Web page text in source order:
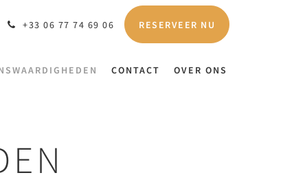
+33 06 77 74 69 06 RESERVEER NU
CONTACT OVER ONS